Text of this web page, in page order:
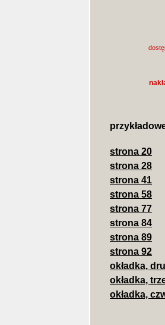
strona 20
strona 28
strona 41
strona 58
strona 77
strona 84
strona 89
strona 92
okładka,
okładka,
okładka,